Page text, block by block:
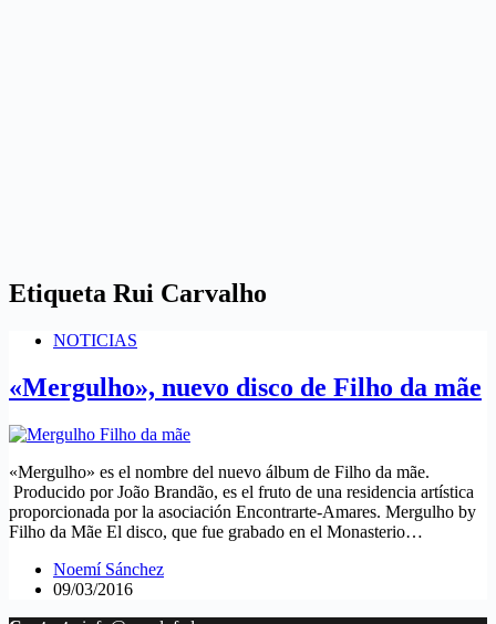
Etiqueta Rui Carvalho
NOTICIAS
«Mergulho», nuevo disco de Filho da mãe
«Mergulho» es el nombre del nuevo álbum de Filho da mãe.
Producido por João Brandão, es el fruto de una residencia artística
proporcionada por la asociación Encontrarte-Amares. Mergulho by
Filho da Mãe El disco, que fue grabado en el Monasterio…
Noemí Sánchez
09/03/2016